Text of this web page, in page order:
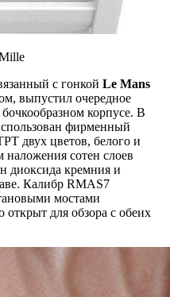
с гонкой Le Mans
выпустил очередное
корпусе. В
фирменный
двух цветов, белого и
наложения сотен слоев
диоксида кремния и
Калибр RMAS7
мостами
открыт для обзора с обеих